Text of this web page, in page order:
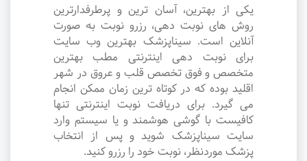
یکی از بهترین، آسان ترین و پرطرفدارترین
روش های نوبت دهی، رزرو نوبت به صورت
آنلاین است. سیناپزشک بهترین وب سایت
برای نوبت دهی اینترنتی مطب بهترین
متخصص و فوق تخصص قلب و عروق در شهر
اقلید بوده که در کوتاه ترین زمان ممکن انجام
می گیرد. برای دریافت نوبت اینترنتی تنها
کافیست با گوشی هوشمند و یا سیستم وارد
سایت سیناپزشک شوید و پس از انتخاب
پزشک موردنظر، نوبت خود را رزرو کنید.